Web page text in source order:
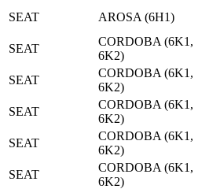
SEAT
AROSA (6H1)
SEAT
CORDOBA (6K1,
6K2)
SEAT
CORDOBA (6K1,
6K2)
SEAT
CORDOBA (6K1,
6K2)
SEAT
CORDOBA (6K1,
6K2)
SEAT
CORDOBA (6K1,
6K2)